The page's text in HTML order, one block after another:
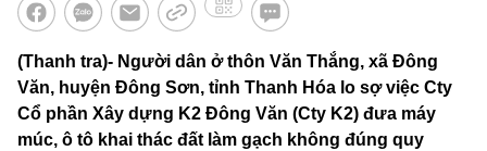
(Thanh tra)- Người dân ở thôn Văn Thắng, xã Đông
Văn, huyện Đông Sơn, tỉnh Thanh Hóa lo sợ việc Cty
Cổ phần Xây dựng K2 Đông Văn (Cty K2) đưa máy
múc, ô tô khai thác đất làm gạch không đúng quy